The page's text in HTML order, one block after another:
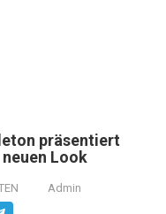
präsentiert
Look
Admin